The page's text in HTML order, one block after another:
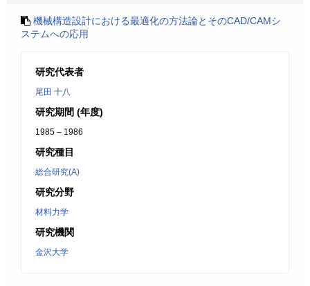
機械構造設計における最適化の方法論とそのCAD/CAMシ
ステムへの応用
研究代表者
尾田 十八
研究期間 (年度)
1985 – 1986
研究種目
総合研究(A)
研究分野
材料力学
研究機関
金沢大学